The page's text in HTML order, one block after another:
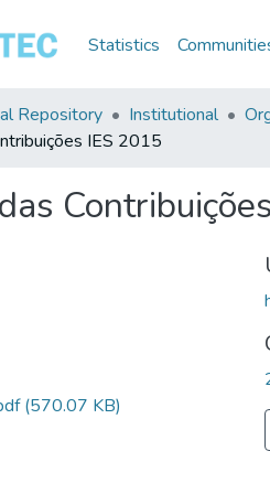
Statistics
Repository Institutional
IES 2015
(570.07 KB)